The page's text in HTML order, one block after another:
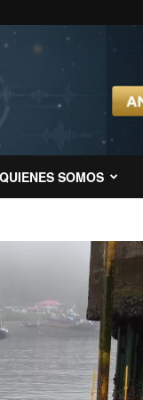
QUIENES SOMOS